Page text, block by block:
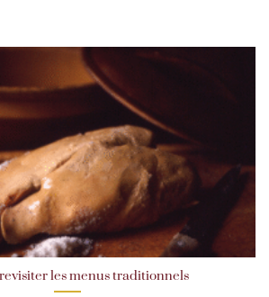
les menus traditionnels